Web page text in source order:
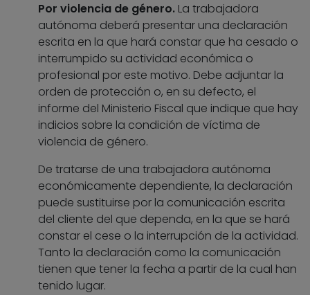
Por violencia de género. La trabajadora
autónoma deberá presentar una declaración
escrita en la que hará constar que ha cesado o
interrumpido su actividad económica o
profesional por este motivo. Debe adjuntar la
orden de protección o, en su defecto, el
informe del Ministerio Fiscal que indique que hay
indicios sobre la condición de víctima de
violencia de género.
De tratarse de una trabajadora autónoma
económicamente dependiente, la declaración
puede sustituirse por la comunicación escrita
del cliente del que dependa, en la que se hará
constar el cese o la interrupción de la actividad.
Tanto la declaración como la comunicación
tienen que tener la fecha a partir de la cual han
tenido lugar.